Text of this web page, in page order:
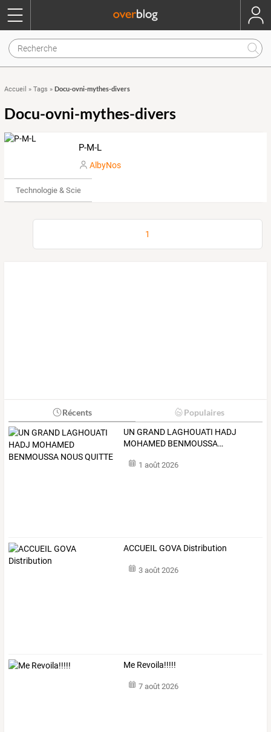
Accueil » Tags » Docu-ovni-mythes-divers
Docu-ovni-mythes-divers
P-M-L
AlbyNos
Technologie & Science
1
Récents Populaires
UN GRAND LAGHOUATI HADJ
MOHAMED BENMOUSSA…
1 août 2026
ACCUEIL GOVA Distribution
3 août 2026
Me Revoila!!!!!
7 août 2026